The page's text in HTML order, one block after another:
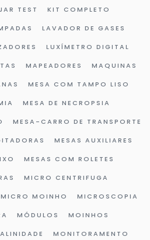
JAR TEST KIT COMPLETO
LAVADOR DE GASES
LUXÍMETRO DIGITAL
MAPEADORES MAQUINAS
MESA COM TAMPO LISO
MESA DE NECROPSIA
MESA-CARRO DE TRANSPORTE
MESAS AUXILIARES
MESAS COM ROLETES
MICRO CENTRIFUGA
MICRO MOINHO MICROSCOPIA
MÓDULOS MOINHOS
MONITORAMENTO